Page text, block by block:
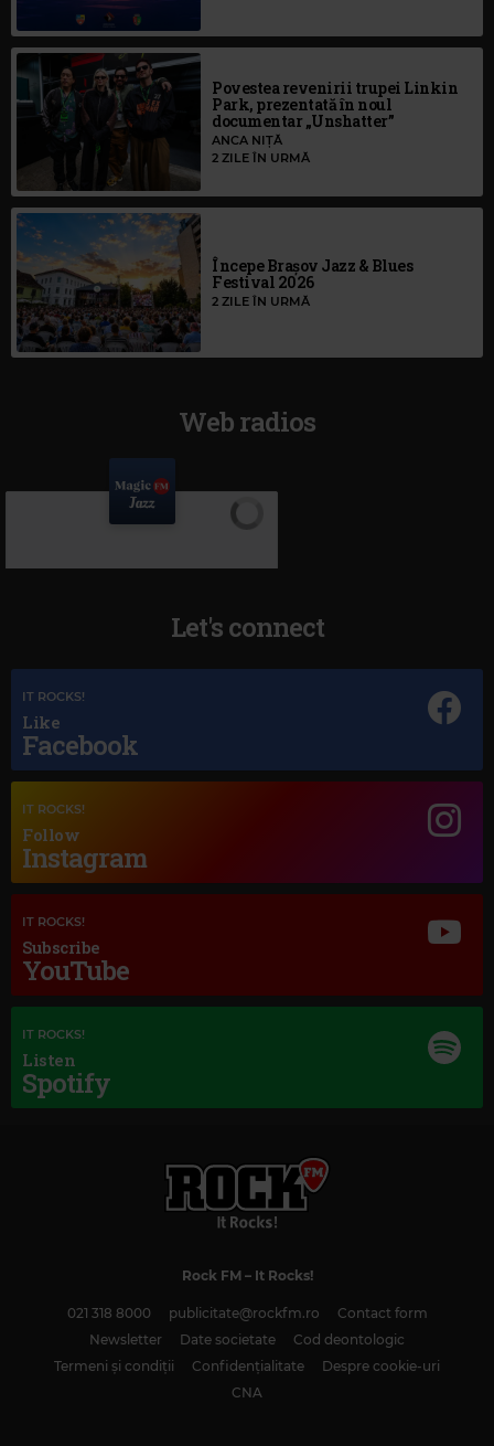
Povestea revenirii trupei Linkin
Park, prezentată în noul
documentar „Unshatter”
ANCA NIȚĂ
2 ZILE ÎN URMĂ
Începe Brașov Jazz & Blues
Festival 2026
2 ZILE ÎN URMĂ
Web radios
Magic Classic Music
PRAGUE WALTZES
Let's connect
IT ROCKS!
Like
Facebook
IT ROCKS!
Follow
Instagram
IT ROCKS!
Subscribe
YouTube
IT ROCKS!
Listen
Spotify
Rock FM– It Rocks!
021 318 8000 publicitate@rockfm.ro
Contact form
Newsletter
Date societate
Cod deontologic
Termeni și condiții
Confidențialitate
Despre cookie-uri
CNA